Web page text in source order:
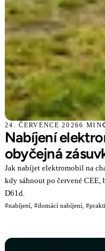
24. ČERVENCE 20266 MIN
Nabíjení
obyčejná
Jak nabíjet elektromobil na
kdy sáhnout po červené CEE,
D61d.
#nabíjení, #domácí nabíjení,